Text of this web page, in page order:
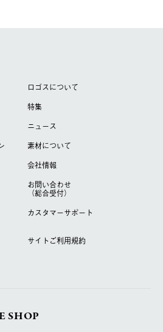
ロゴスについて
特集
ニュース
素材について
会社情報
お問い合わせ
（総合受付）
カスタマーサポート
サイトご利用規約
SHOP